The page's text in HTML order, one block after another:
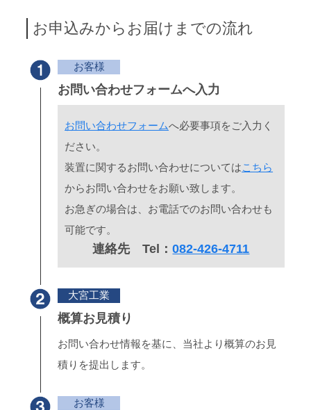
お申込みからお届けまでの流れ
お客様
お問い合わせフォームへ入力
お問い合わせフォームへ必要事項をご入力く
ださい。
装置に関するお問い合わせについてはこちら
からお問い合わせをお願い致します。
お急ぎの場合は、お電話でのお問い合わせも
可能です。
連絡先 Tel：082-426-4711
大宮工業
概算お見積り
お問い合わせ情報を基に、当社より概算のお見
積りを提出します。
お客様